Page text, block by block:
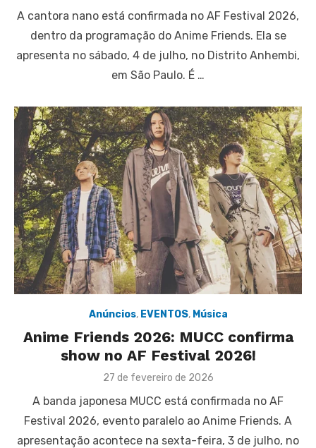
A cantora nano está confirmada no AF Festival 2026,
dentro da programação do Anime Friends. Ela se
apresenta no sábado, 4 de julho, no Distrito Anhembi,
em São Paulo. É …
Anúncios, EVENTOS, Música
Anime Friends 2026: MUCC confirma
show no AF Festival 2026!
Posted
27 de fevereiro de 2026
A banda japonesa MUCC está confirmada no AF
Festival 2026, evento paralelo ao Anime Friends. A
apresentação acontece na sexta-feira, 3 de julho, no